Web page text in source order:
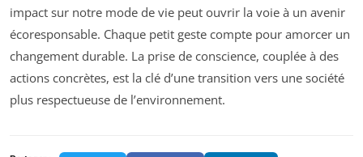
impact sur notre mode de vie peut ouvrir la voie à un avenir
écoresponsable. Chaque petit geste compte pour amorcer un
changement durable. La prise de conscience, couplée à des
actions concrètes, est la clé d’une transition vers une société
plus respectueuse de l’environnement.